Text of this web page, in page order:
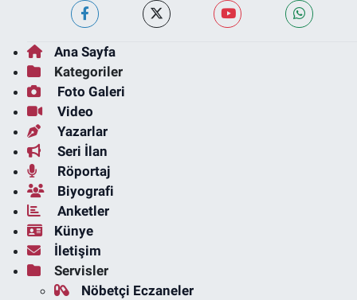
Ana Sayfa
Kategoriler
Foto Galeri
Video
Yazarlar
Seri İlan
Röportaj
Biyografi
Anketler
Künye
İletişim
Servisler
Nöbetçi Eczaneler